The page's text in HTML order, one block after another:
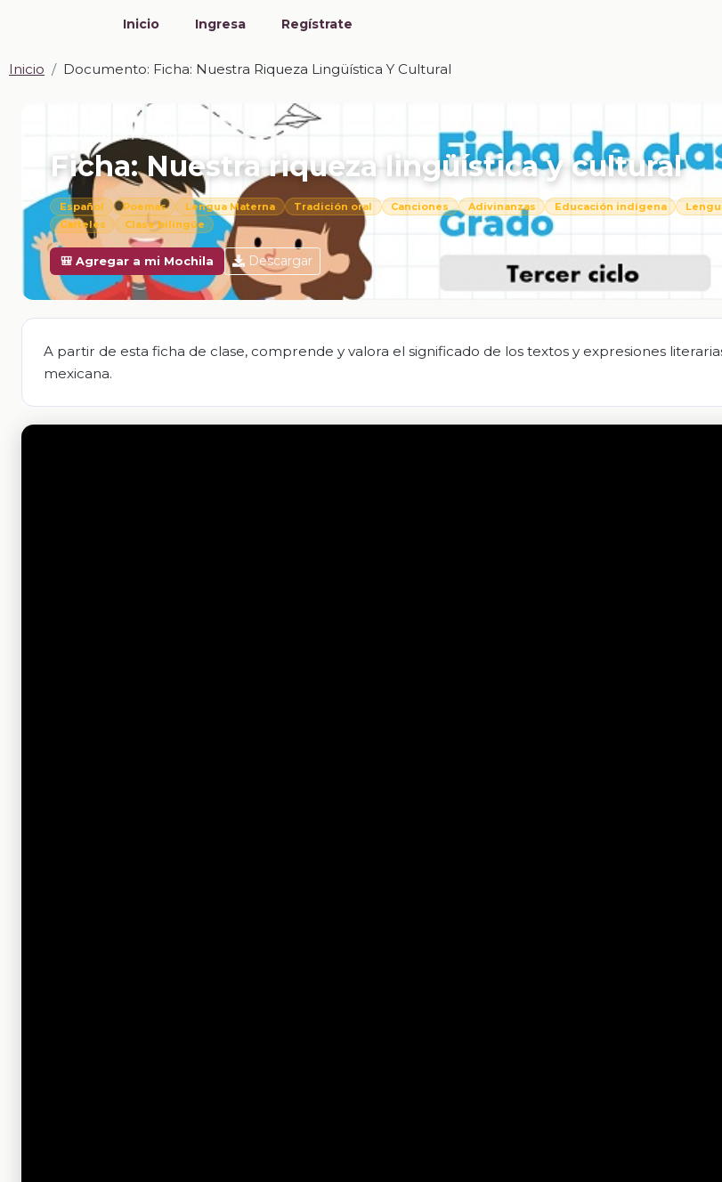
Inicio Ingresa Regístrate
Inicio Documento: Ficha: Nuestra Riqueza Lingüística Y Cultural
📎 DOCUMENTO · DOCX
Ficha: Nuestra riqueza lingüística y cultural
Español Poemas Lengua Materna Tradición oral Canciones Adivinanzas Educación indígena
Carteles
Clase bilingüe
🎒 Agregar a mi Mochila Descargar
A partir de esta ficha de clase, comprende y valora el significado de los textos y expresiones
mexicana.